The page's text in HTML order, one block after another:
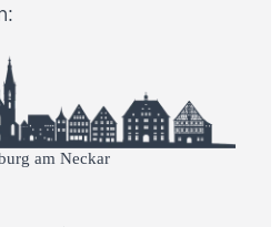
am Neckar